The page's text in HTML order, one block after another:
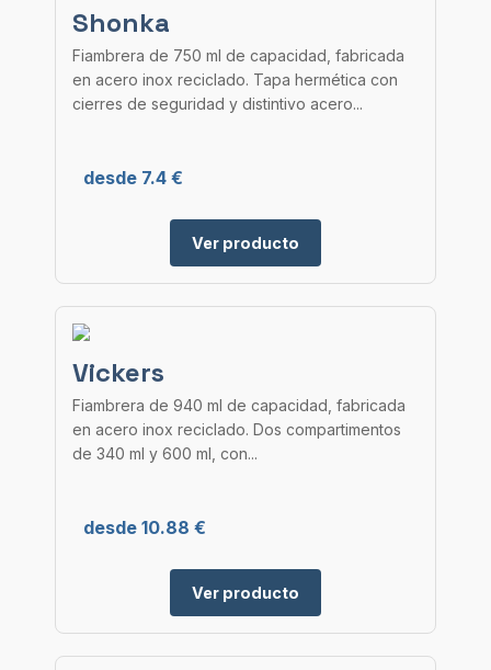
Shonka
Fiambrera de 750 ml de capacidad, fabricada
en acero inox reciclado. Tapa hermética con
cierres de seguridad y distintivo acero...
desde 7.4 €
Ver producto
Vickers
Fiambrera de 940 ml de capacidad, fabricada
en acero inox reciclado. Dos compartimentos
de 340 ml y 600 ml, con...
desde 10.88 €
Ver producto